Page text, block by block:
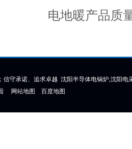
电地暖产品质
信守承诺、追求卓越 沈阳半导体电锅炉,沈阳电
园 网站地图 百度地图